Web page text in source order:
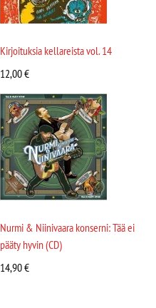
Kirjoituksia kellareista vol. 14
12,00€
Nurmi & Niinivaara konserni: Tää ei
pääty hyvin (CD)
14,90€